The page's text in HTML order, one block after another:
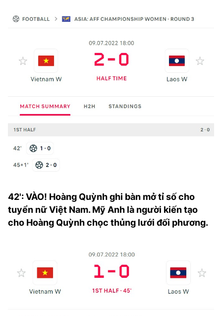
42': VÀO! Hoàng Quỳnh ghi bàn mở tỉ số cho
tuyển nữ Việt Nam. Mỹ Anh là người kiến tạo
cho Hoàng Quỳnh chọc thủng lưới đối phương.